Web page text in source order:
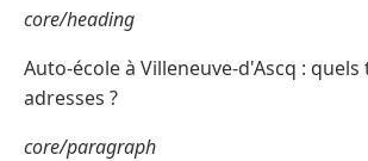
core/heading
Auto-école à Villeneuve-d'Ascq :
adresses ?
core/paragraph